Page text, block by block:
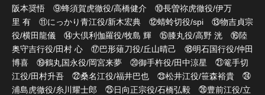
阪本奨悟 ⑨蜂須賀虎徹役/高橋健介 ⑩長曽祢虎徹役/伊万
里 有 ⑪にっかり青江役/新木宏典 ⑫蜻蛉切役/spi ⑬物吉貞宗
役/横田龍儀 ⑭大倶利伽羅役/牧島 輝 ⑮膝丸役/高野 洸 ⑯陸
奥守吉行役/田村 心 ⑰巴形薙刀役/丘山晴己 ⑱明石国行役/仲田
博喜 ⑲鶴丸国永役/岡宮来夢 ⑳御手杵役/田中涼星 ㉑篭手切
江役/田村升吾 ㉒桑名江役/福井巴也 ㉓松井江役/笹森裕貴 ㉔
浦島虎徹役/糸川耀士郎 ㉕日向正宗役/石橋弘毅 ㉖豊前江役/立